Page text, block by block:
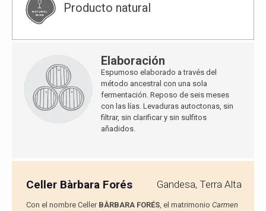
Producto natural
Elaboración
Espumoso elaborado a través del
método ancestral con una sola
fermentación. Reposo de seis meses
con las lías. Levaduras autoctonas, sin
filtrar, sin clarificar y sin sulfitos
añadidos.
Celler Bàrbara Forés Gandesa, Terra Alta
Con el nombre Celler BÀRBARA FORÉS, el matrimonio Carmen